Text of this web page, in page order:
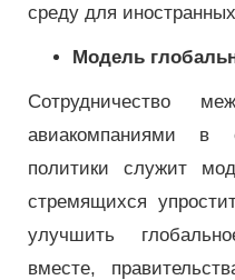
среду для
Модель
Сотрудничество
авиакомпаниями в
политики служит
стремящихся
улучшить
вместе,